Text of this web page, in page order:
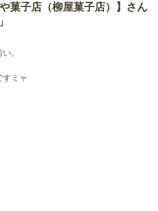
菓子店（柳屋菓子店）】さん
。
ミャ